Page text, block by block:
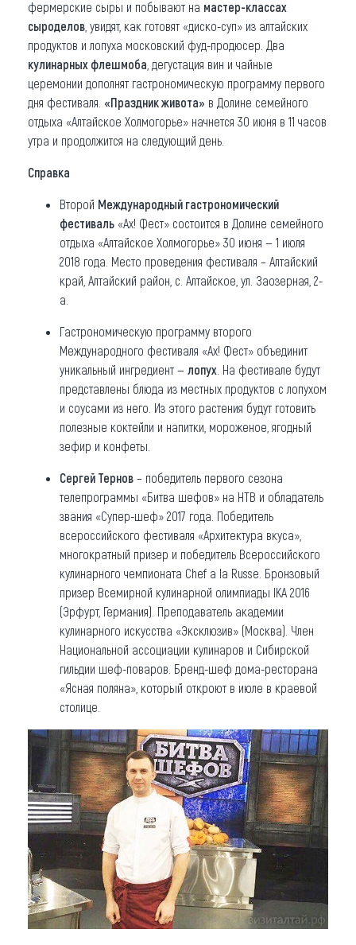
фермерские сыры и побывают на мастер-классах
сыроделов , увидят, как готовят «диско-суп» из алтайских
продуктов и лопуха московский фуд-продюсер. Два
кулинарных флешмоба , дегустация вин и чайные
церемонии дополнят гастрономическую программу первого
дня фестиваля. «Праздник живота» в Долине семейного
отдыха «Алтайское Холмогорье» начнется 30 июня в 11 часов
утра и продолжится на следующий день.
Справка
Второй Международный гастрономический
фестиваль «Ах! Фест» состоится в Долине семейного
отдыха «Алтайское Холмогорье» 30 июня — 1 июля
2018 года. Место проведения фестиваля – Алтайский
край, Алтайский район, с. Алтайское, ул. Заозерная, 2-
а.
Гастрономическую программу второго
Международного фестиваля «Ах! Фест» объединит
уникальный ингредиент — лопух . На фестивале будут
представлены блюда из местных продуктов с лопухом
и соусами из него. Из этого растения будут готовить
полезные коктейли и напитки, мороженое, ягодный
зефир и конфеты.
Сергей Тернов – победитель первого сезона
телепрограммы «Битва шефов» на НТВ и обладатель
звания «Супер-шеф» 2017 года. Победитель
всероссийского фестиваля «Архитектура вкуса»,
многократный призер и победитель Всероссийского
кулинарного чемпионата Chef a la Russe. Бронзовый
призер Всемирной кулинарной олимпиады IKA 2016
(Эрфурт, Германия). Преподаватель академии
кулинарного искусства «Эксклюзив» (Москва). Член
Национальной ассоциации кулинаров и Сибирской
гильдии шеф-поваров. Бренд-шеф дома-ресторана
«Ясная поляна», который откроют в июле в краевой
столице.